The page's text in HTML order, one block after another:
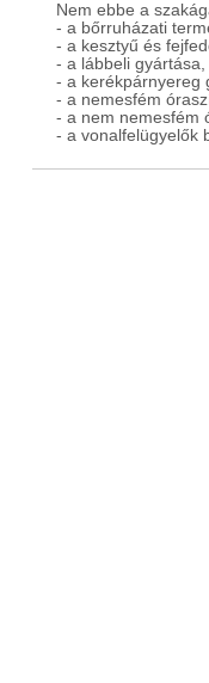
Nem ebbe a
- a bőrruházati
- a kesztyű és
- a lábbeli gyártása,
- a kerékpárnyereg
- a nemesfém
- a nem nemesfém
- a vonalfelügyelők